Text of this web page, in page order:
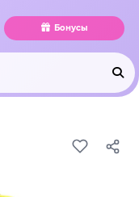
Бонусы